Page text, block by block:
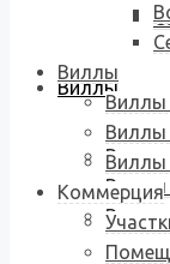
Виллы
Виллы
Виллы
Виллы
Виллы
Виллы
Коммерция